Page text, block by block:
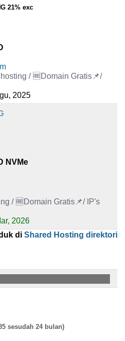
21% exc
2025
NVMe
2026
di Shared Hosting direktori
sesudah 24 bulan)